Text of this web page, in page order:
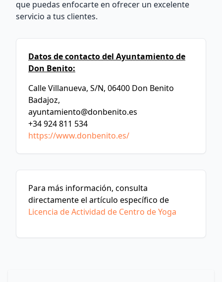
que puedas enfocarte en ofrecer un excelente
servicio a tus clientes.
Datos de contacto del Ayuntamiento de
Don Benito:
Calle Villanueva, S/N, 06400 Don Benito
Badajoz,
ayuntamiento@donbenito.es
+34 924 811 534
https://www.donbenito.es/
Para más información, consulta
directamente el artículo específico de
Licencia de Actividad de Centro de Yoga